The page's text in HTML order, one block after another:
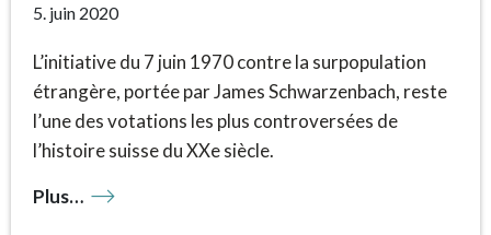
5. juin 2020
L’initiative du 7 juin 1970 contre la surpopulation
étrangère, portée par James Schwarzenbach, reste
l’une des votations les plus controversées de
l’histoire suisse du XXe siècle.
Plus…